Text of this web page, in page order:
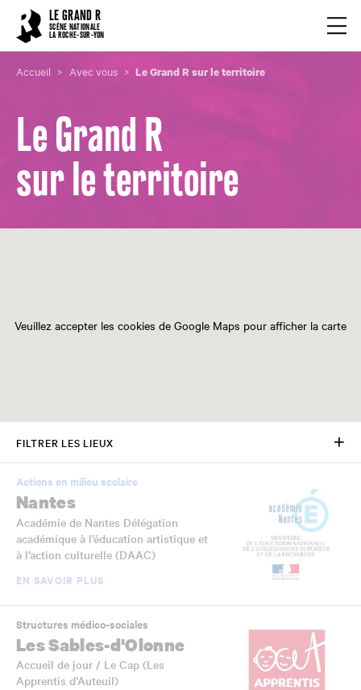
LE GRAND R
SCÈNE NATIONALE
LA ROCHE-SUR-YON
Accueil Avec vous Le Grand R sur le territoire
Le Grand R
sur le territoire
FILTRER LES LIEUX
Actions en milieu scolaire
Nantes
Académie de Nantes Délégation
académique à l’éducation artistique et
à l’action culturelle (DAAC)
EN SAVOIR PLUS
Structures médico-sociales
Les Sables-d'Olonne
Accueil de jour / Le Cap (Les
Apprentis d’Auteuil)
Cookies management panel